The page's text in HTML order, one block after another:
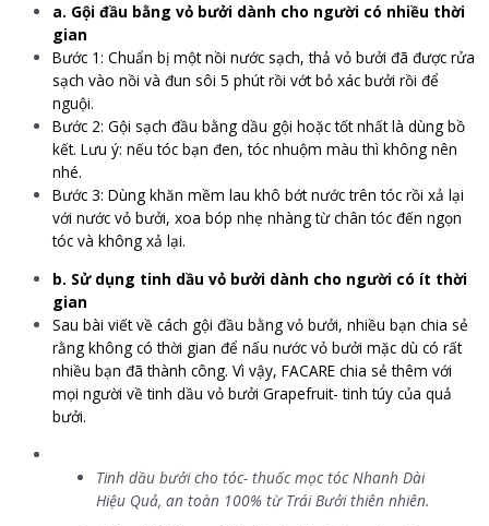
a. Gội đầu bằng vỏ bưởi dành cho người có nhiều thời
gian
Bước 1: Chuẩn bị một nồi nước sạch, thả vỏ bưởi đã được rửa
sạch vào nồi và đun sôi 5 phút rồi vớt bỏ xác bưởi rồi để
nguội.
Bước 2: Gội sạch đầu bằng dầu gội hoặc tốt nhất là dùng bồ
kết. Lưu ý: nếu tóc bạn đen, tóc nhuộm màu thì không nên
nhé.
Bước 3: Dùng khăn mềm lau khô bớt nước trên tóc rồi xả lại
với nước vỏ bưởi, xoa bóp nhẹ nhàng từ chân tóc đến ngọn
tóc và không xả lại.
b. Sử dụng tinh dầu vỏ bưởi dành cho người có ít thời
gian
Sau bài viết về cách gội đầu bằng vỏ bưởi, nhiều bạn chia sẻ
rằng không có thời gian để nấu nước vỏ bưởi mặc dù có rất
nhiều bạn đã thành công. Vì vậy, FACARE chia sẻ thêm với
mọi người về tinh dầu vỏ bưởi Grapefruit- tinh túy của quả
bưởi.
Tinh dầu bưởi cho tóc- thuốc mọc tóc Nhanh Dài
Hiệu Quả, an toàn 100% từ Trái Bưởi thiên nhiên.